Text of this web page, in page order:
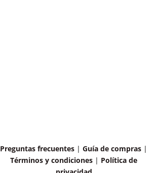
Preguntas frecuentes |Guía de compras |
Términos y condiciones | Política de